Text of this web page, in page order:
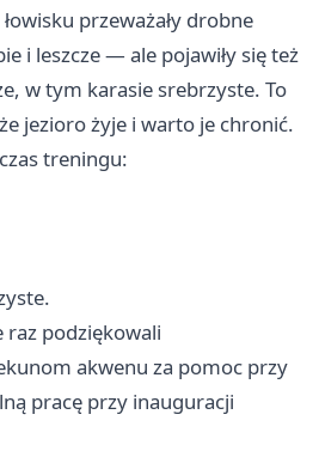
przeważały drobne
i leszcze — ale pojawiły się też
w tym karasie srebrzyste. To
jezioro żyje i warto je chronić.
treningu:
raz podziękowali
akwenu za pomoc przy
pracę przy inauguracji